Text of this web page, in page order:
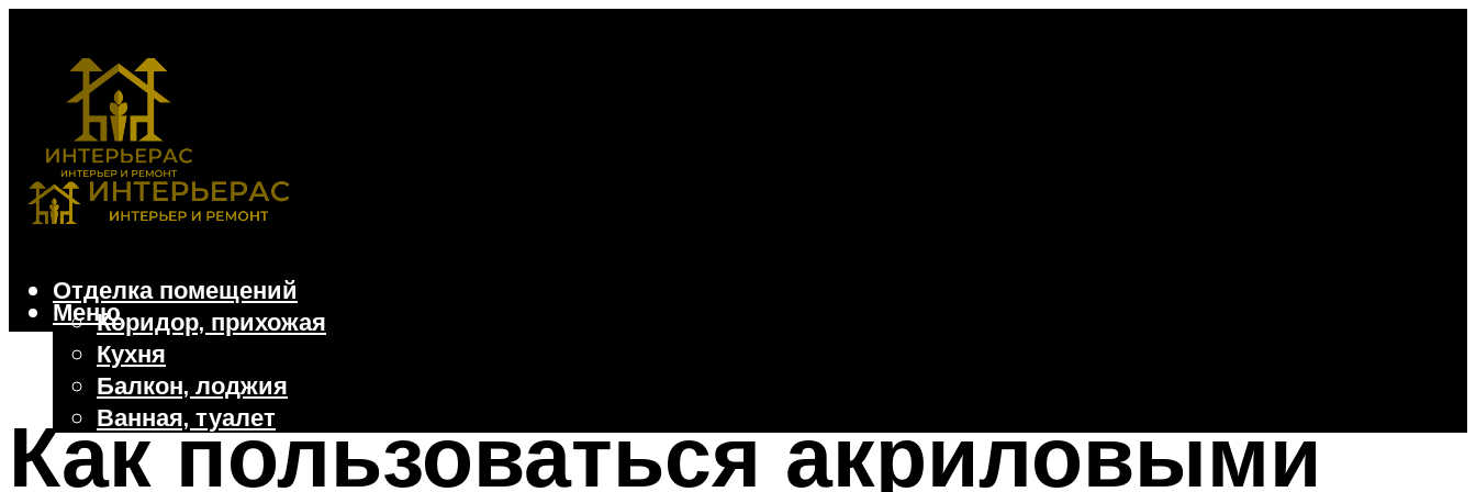
Отделка помещений
Коридор, прихожая
Кухня
Балкон, лоджия
Ванная, туалет
Дачные и частные дома
Отделочные материалы
Меню
Как пользоваться акриловыми